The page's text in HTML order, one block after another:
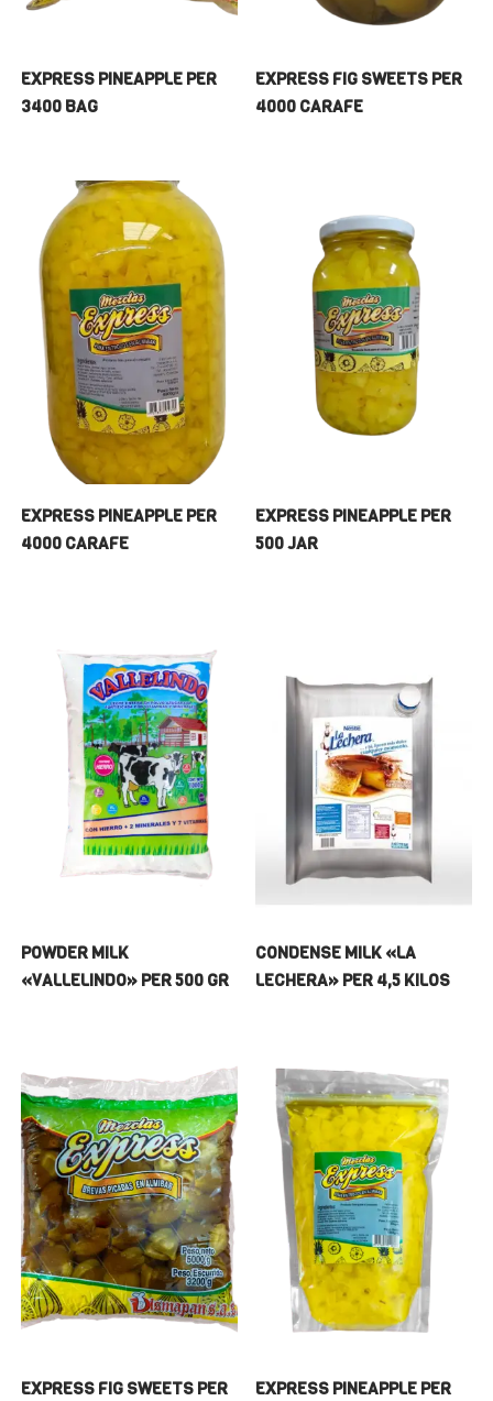
EXPRESS PINEAPPLE PER
3400 BAG
EXPRESS FIG SWEETS PER
4000 CARAFE
EXPRESS PINEAPPLE PER
4000 CARAFE
EXPRESS PINEAPPLE PER
500 JAR
POWDER MILK
«VALLELINDO» PER 500 GR
CONDENSE MILK «LA
LECHERA» PER 4,5 KILOS
EXPRESS FIG SWEETS PER EXPRESS PINEAPPLE PER